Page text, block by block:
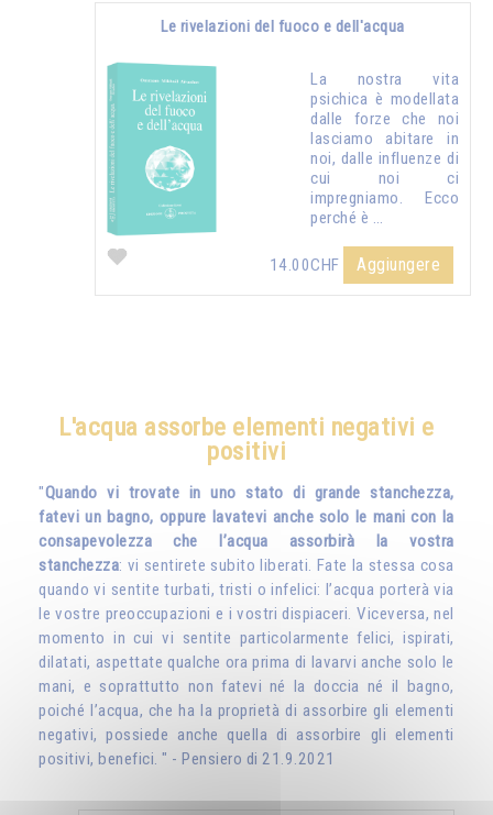
Le rivelazioni del fuoco e dell'acqua
La nostra vita
psichica è modellata
dalle forze che noi
lasciamo abitare in
noi, dalle influenze di
cui noi ci
impregniamo. Ecco
perché è …
14.00CHF Aggiungere
L'acqua assorbe elementi negativi e
positivi
"Quando vi trovate in uno stato di grande stanchezza,
fatevi un bagno, oppure lavatevi anche solo le mani con la
consapevolezza che l’acqua assorbirà la vostra
stanchezza: vi sentirete subito liberati. Fate la stessa cosa
quando vi sentite turbati, tristi o infelici: l’acqua porterà via
le vostre preoccupazioni e i vostri dispiaceri. Viceversa, nel
momento in cui vi sentite particolarmente felici, ispirati,
dilatati, aspettate qualche ora prima di lavarvi anche solo le
mani, e soprattutto non fatevi né la doccia né il bagno,
poiché l’acqua, che ha la proprietà di assorbire gli elementi
negativi, possiede anche quella di assorbire gli elementi
positivi, benefici. " - Pensiero di 21.9.2021